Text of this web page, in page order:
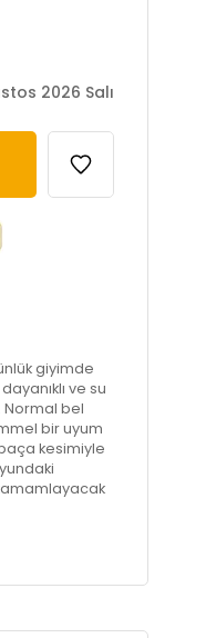
2026 Salı
giyimde
ve su
Normal bel
bir uyum
kesimiyle